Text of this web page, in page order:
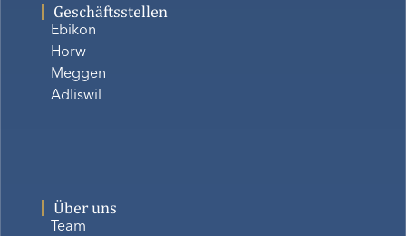
Geschäftsstellen
Ebikon
Horw
Meggen
Adliswil
Über uns
Team